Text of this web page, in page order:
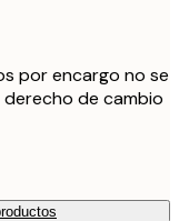
por encargo no se
de cambio